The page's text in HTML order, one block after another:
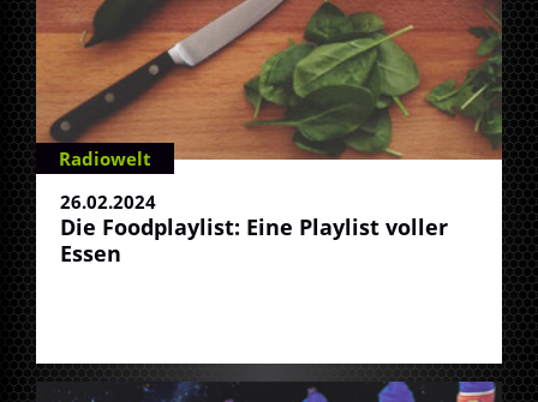
Radiowelt
26.02.2024
Die Foodplaylist: Eine Playlist voller
Essen